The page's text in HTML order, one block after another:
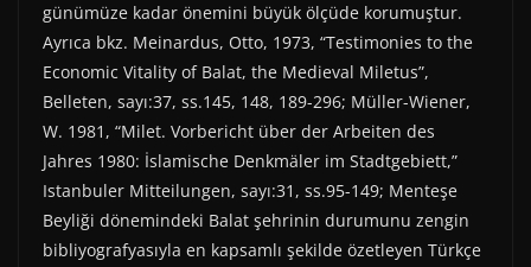
günümüze kadar önemini büyük ölçüde korumuştur.
Ayrıca bkz. Meinardus, Otto, 1973, “Testimonies to the
Economic Vitality of Balat, the Medieval Miletus”,
Belleten, sayı:37, ss.145, 148, 189-296; Müller-Wiener,
W. 1981, “Milet. Vorbericht über der Arbeiten des
Jahres 1980: İslamische Denkmäler im Stadtgebiett,”
Istanbuler Mitteilungen, sayı:31, ss.95-149; Menteşe
Beyliği dönemindeki Balat şehrinin durumunu zengin
bibliyografyasıyla en kapsamlı şekilde özetleyen Türkçe